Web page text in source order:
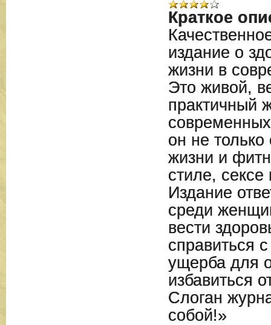
Краткое
издание о
жизни в
Это живой,
практичный
он не
жизни и
стиле,
Издание
среди
вести
справиться
ущерба для
избавиться
Слоган
собой!»